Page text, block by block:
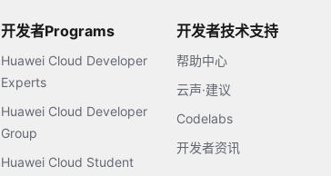
开发者Programs
Huawei Cloud Developer
Experts
Huawei Cloud Developer
Group
Huawei Cloud Student
开发者技术支持
帮助中心
云声·建议
Codelabs
开发者资讯